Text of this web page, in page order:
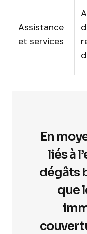
Assistance
et services
En
liés à
dégâts
que